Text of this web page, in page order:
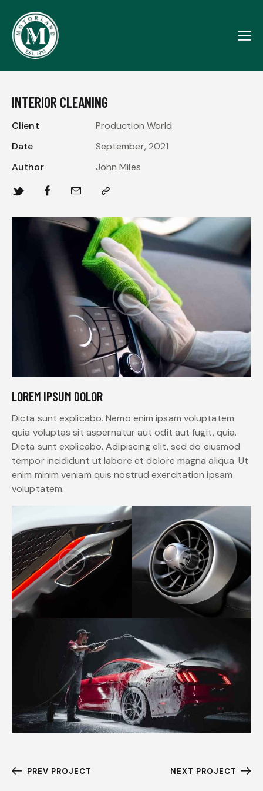
INTERIOR CLEANING
LOREM IPSUM DOLOR
Dicta sunt explicabo. Nemo enim ipsam voluptatem
quia voluptas sit aspernatur aut odit aut fugit, quia.
Dicta sunt explicabo. Adipiscing elit, sed do eiusmod
tempor incididunt ut labore et dolore magna aliqua. Ut
enim minim veniam quis nostrud exercitation ipsam
voluptatem.
Client
Production World
Date
September, 2021
Author
John Miles
PREV PROJECT NEXT PROJECT